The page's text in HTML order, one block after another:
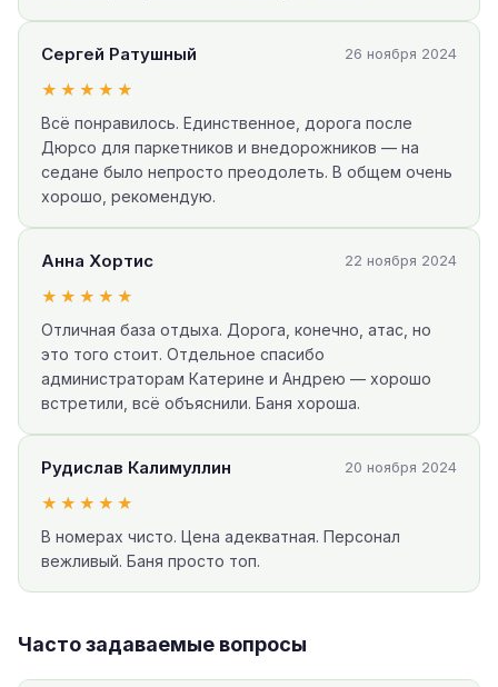
Сергей Ратушный 26 ноября 2024
★★★★★
Всё понравилось. Единственное, дорога после
Дюрсо для паркетников и внедорожников — на
седане было непросто преодолеть. В общем очень
хорошо, рекомендую.
Анна Хортис 22 ноября 2024
★★★★★
Отличная база отдыха. Дорога, конечно, атас, но
это того стоит. Отдельное спасибо
администраторам Катерине и Андрею — хорошо
встретили, всё объяснили. Баня хороша.
Рудислав Калимуллин 20 ноября 2024
★★★★★
В номерах чисто. Цена адекватная. Персонал
вежливый. Баня просто топ.
Часто задаваемые вопросы